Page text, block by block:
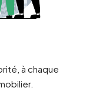
à chaque